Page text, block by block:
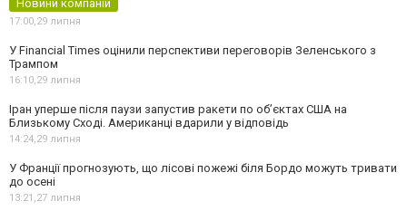
Новини компаній
17:00,29 липня
У Financial Times оцінили перспективи переговорів Зеленського з
Трампом
16:10,29 липня
Іран уперше після паузи запустив ракети по обʼєктах США на
Близькому Сході. Американці вдарили у відповідь
14:24,29 липня
У Франції прогнозують, що лісові пожежі біля Бордо можуть тривати
до осені
13:21,27 липня